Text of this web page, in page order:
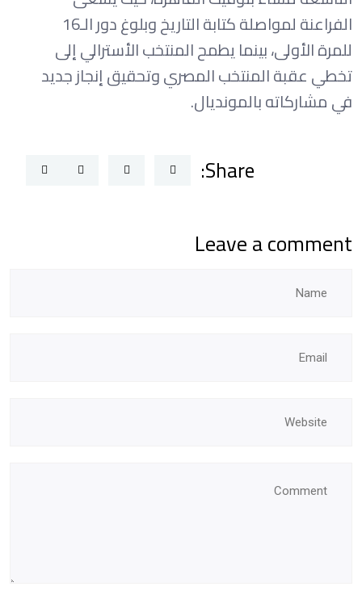
الفراعنة لمواصلة كتابة التاريخ وبلوغ دور الـ16
للمرة الأولى، بينما يطمح المنتخب الأسترالي إلى
تخطي عقبة المنتخب المصري وتحقيق إنجاز جديد
في مشاركاته بالمونديال.
Share:
Leave a comment